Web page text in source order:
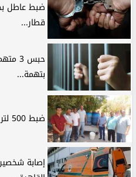
قطار...
بتهمة...
ضبط 500 لتر لبن فاسد، وطن و400...
إصابة